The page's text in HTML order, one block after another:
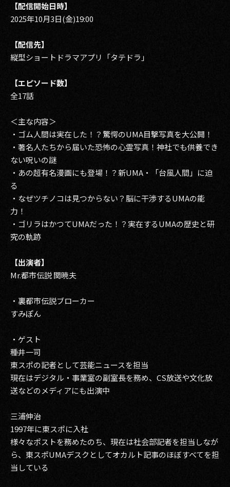
2009
【配信開始日時】
2025年10月3日(金)19:00
【配信先】
縦型ショートドラマアプリ「タテドラ」
【エピソード数】
全17話
＜主な内容＞
・ゴム人間は実在した！？驚愕のUMA目撃写真を大公開！
・著名人たちから届いた恐怖の心霊写真！神社でも供養でき
ない呪いの謎
・あの超有名漫画にも登場！？新UMA・「台風人間」に迫
る
・なぜツチノコは見つからない？脳に干渉するUMAの能
力！
・ゴリラはかつてUMAだった！？実在するUMAの歴史と研
究の軌跡
【出演者】
Mr.都市伝説 関暁夫
・裏都市伝説ブローカー
すみぽん
・ゲスト
種井一司
東スポの記者として芸能ニュースを担当
現在はデジタル・事業室の副室長を務め、CS放送や文化放
送などのメディアにも出演中
三浦伸治
1997年に東スポに入社
様々なポストを務めたのち、現在は社会部記者を担当しなが
ら、東スポUMAデスクとしてオカルト記事のほぼすべてを担
当している